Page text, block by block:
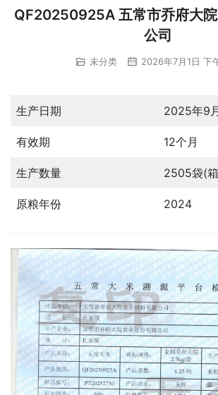
QF20250925A 五常市乔府大
公司
未分类 2026年7月1日 下
生产日期 2025年9
有效期 12个月
生产数量 2505袋(
原粮年份 2024